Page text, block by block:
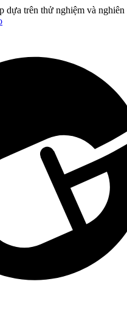
dựa trên thử nghiệm và